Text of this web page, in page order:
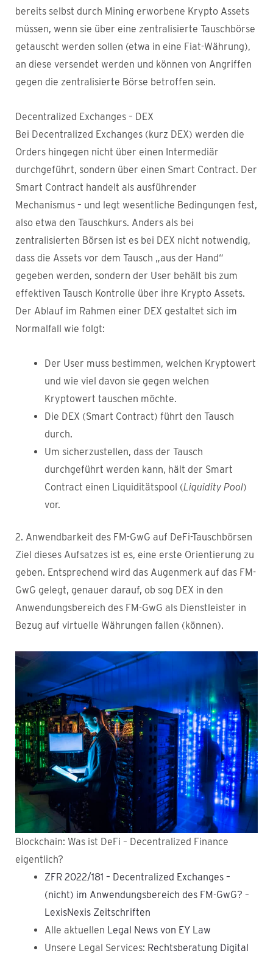
bereits selbst durch Mining erworbene Krypto Assets
müssen, wenn sie über eine zentralisierte Tauschbörse
getauscht werden sollen (etwa in eine Fiat-Währung),
an diese versendet werden und können von Angriffen
gegen die zentralisierte Börse betroffen sein.
Decentralized Exchanges – DEX
Bei Decentralized Exchanges (kurz DEX) werden die
Orders hingegen nicht über einen Intermediär
durchgeführt, sondern über einen Smart Contract. Der
Smart Contract handelt als ausführender
Mechanismus – und legt wesentliche Bedingungen fest,
also etwa den Tauschkurs. Anders als bei
zentralisierten Börsen ist es bei DEX nicht notwendig,
dass die Assets vor dem Tausch „aus der Hand“
gegeben werden, sondern der User behält bis zum
effektiven Tausch Kontrolle über ihre Krypto Assets.
Der Ablauf im Rahmen einer DEX gestaltet sich im
Normalfall wie folgt:
Der User muss bestimmen, welchen Kryptowert
und wie viel davon sie gegen welchen
Kryptowert tauschen möchte.
Die DEX (Smart Contract) führt den Tausch
durch.
Um sicherzustellen, dass der Tausch
durchgeführt werden kann, hält der Smart
Contract einen Liquiditätspool (Liquidity Pool)
vor.
2. Anwendbarkeit des FM-GwG auf DeFi-Tauschbörsen
Ziel dieses Aufsatzes ist es, eine erste Orientierung zu
geben. Entsprechend wird das Augenmerk auf das FM-
GwG gelegt, genauer darauf, ob sog DEX in den
Anwendungsbereich des FM-GwG als Dienstleister in
Bezug auf virtuelle Währungen fallen (können).
Blockchain: Was ist DeFi – Decentralized Finance
eigentlich?
ZFR 2022/181 – Decentralized Exchanges –
(nicht) im Anwendungsbereich des FM-GwG? –
LexisNexis Zeitschriften
Alle aktuellen Legal News von EY Law
Unsere Legal Services: Rechtsberatung Digital